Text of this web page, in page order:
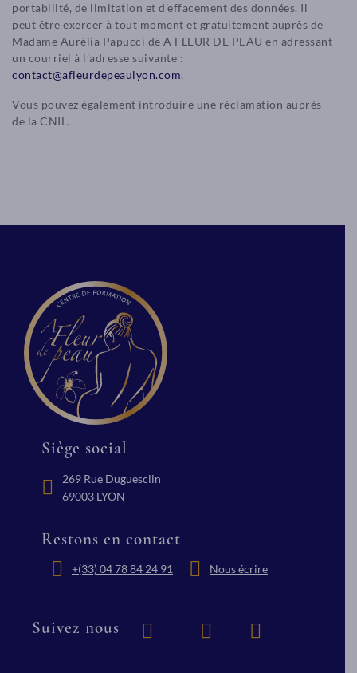
portabilité, de limitation et d’effacement des données. Il
peut être exercer à tout moment et gratuitement auprès de
Madame Aurélia Papucci de A FLEUR DE PEAU en adressant
un courriel à l’adresse suivante :
contact@afleurdepeaulyon.com.
Vous pouvez également introduire une réclamation auprès
de la CNIL.
Siège social
269 Rue Duguesclin
69003 LYON
Restons en contact
+(33) 04 78 84 24 91 Nous écrire
Suivez nous